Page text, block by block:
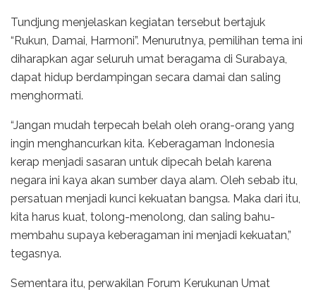
Tundjung menjelaskan kegiatan tersebut bertajuk
“Rukun, Damai, Harmoni”. Menurutnya, pemilihan tema ini
diharapkan agar seluruh umat beragama di Surabaya,
dapat hidup berdampingan secara damai dan saling
menghormati.
“Jangan mudah terpecah belah oleh orang-orang yang
ingin menghancurkan kita. Keberagaman Indonesia
kerap menjadi sasaran untuk dipecah belah karena
negara ini kaya akan sumber daya alam. Oleh sebab itu,
persatuan menjadi kunci kekuatan bangsa. Maka dari itu,
kita harus kuat, tolong-menolong, dan saling bahu-
membahu supaya keberagaman ini menjadi kekuatan,”
tegasnya.
Sementara itu, perwakilan Forum Kerukunan Umat